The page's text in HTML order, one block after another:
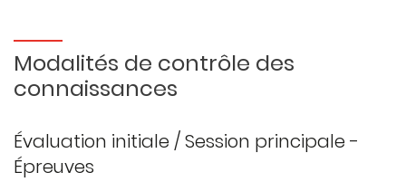
Modalités de contrôle des
connaissances
Évaluation initiale / Session principale -
Épreuves